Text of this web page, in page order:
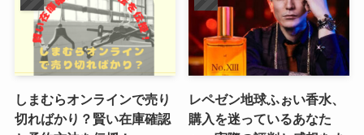
しまむらオンラインで売り
切ればかり？賢い在庫確認
レペゼン地球ふぉい香水、
購入を迷っているあなた